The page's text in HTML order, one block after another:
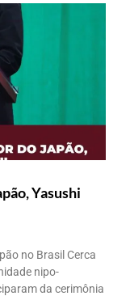
Yasushi
no Brasil Cerca
nipo-
da cerimônia